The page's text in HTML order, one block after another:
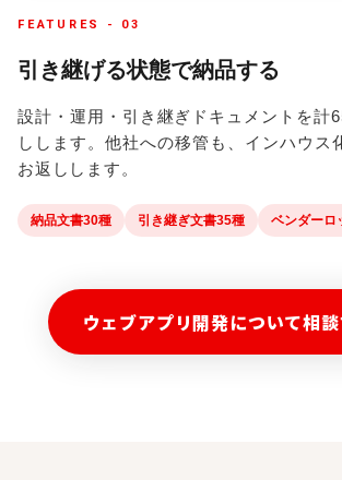
FEATURES - 03
引き継げる状態で納品する
設計・運用・引き継ぎドキュメントを計
しします。他社への移管も、インハウス
お返しします。
納品文書30種 引き継ぎ文書35種 ベンダーロ
ウェブアプリ開発について相